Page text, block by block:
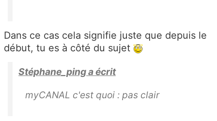
Dans ce cas cela signifie juste que depuis le
début, tu es à côté du sujet
Stéphane_ping a écrit
myCANAL c'est quoi : pas clair